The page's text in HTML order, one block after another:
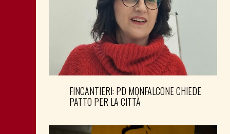
FINCANTIERI: PD MONFALCONE CHIEDE
PATTO PER LA CITTÀ